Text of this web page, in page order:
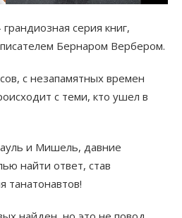
серия книг,
Бернаром Вербером.
с незапамятных времен
с теми, кто ушел в
и Мишель, давние
найти ответ, став
танатонавтов!